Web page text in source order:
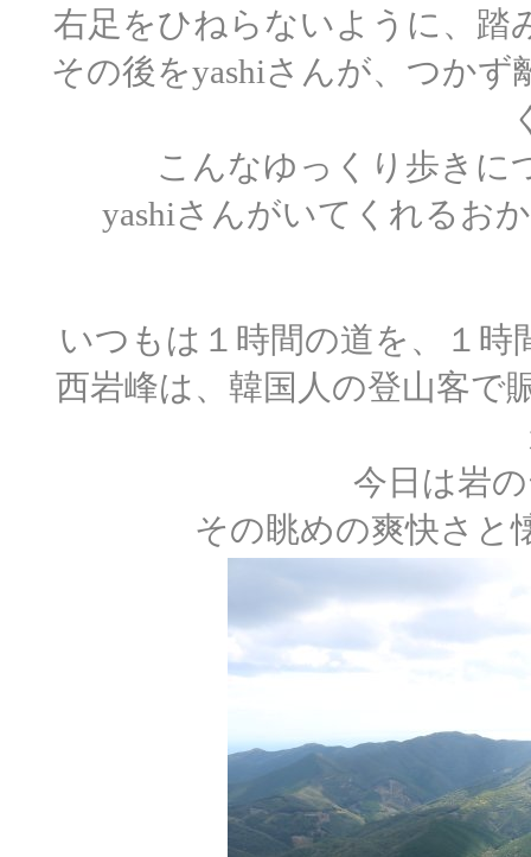
右足をひねらないように、踏
その後をyashiさんが、つか
こんなゆっくり歩きに
yashiさんがいてくれるお
いつもは１時間の道を、１時
西岩峰は、韓国人の登山客で
今日は岩
その眺めの爽快さと